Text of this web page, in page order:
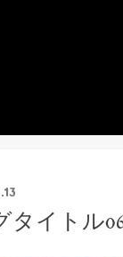
タイトル